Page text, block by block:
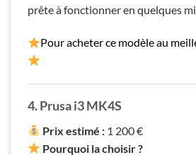
prête à fonctionner en quelques
Pour acheter ce modèle au
4. Prusa i3 MK4S
Prix estimé : 1 200 €
Pourquoi la choisir ?